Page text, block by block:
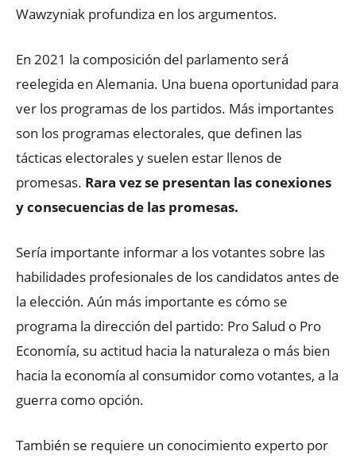
Wawzyniak profundiza en los argumentos.
En 2021 la composición del parlamento será
reelegida en Alemania. Una buena oportunidad para
ver los programas de los partidos. Más importantes
son los programas electorales, que definen las
tácticas electorales y suelen estar llenos de
promesas. Rara vez se presentan las conexiones
y consecuencias de las promesas.
Sería importante informar a los votantes sobre las
habilidades profesionales de los candidatos antes de
la elección. Aún más importante es cómo se
programa la dirección del partido: Pro Salud o Pro
Economía, su actitud hacia la naturaleza o más bien
hacia la economía al consumidor como votantes, a la
guerra como opción.
También se requiere un conocimiento experto por